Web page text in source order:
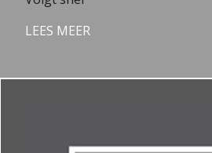
LEES MEER